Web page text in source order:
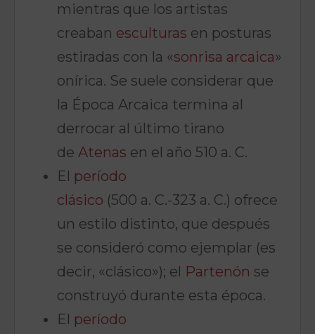
mientras que los artistas
creaban esculturas en posturas
estiradas con la «sonrisa arcaica»
onírica. Se suele considerar que
la Época Arcaica termina al
derrocar al último tirano
de Atenas en el año 510 a. C.
El período
clásico (500 a. C.-323 a. C.) ofrece
un estilo distinto, que después
se consideró como ejemplar (es
decir, «clásico»); el Partenón se
construyó durante esta época.
El período